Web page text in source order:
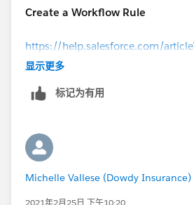
Create a Workflow Rule
https://help.salesforce.com/
显示更多
标记为有用
Michelle Vallese (Dowdy Insurance)
2021年2月25日 下午10:20